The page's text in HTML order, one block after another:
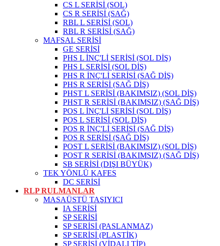
CS L SERİSİ (SOL)
CS R SERİSİ (SAĞ)
RBL L SERİSİ (SOL)
RBL R SERİSİ (SAĞ)
MAFSAL SERİSİ
GE SERİSİ
PHS L İNÇ'Lİ SERİSİ (SOL DİŞ)
PHS L SERİSİ (SOL DİŞ)
PHS R İNÇ'Lİ SERİSİ (SAĞ DİŞ)
PHS R SERİSİ (SAĞ DİŞ)
PHST L SERİSİ (BAKIMSIZ) (SOL DİŞ)
PHST R SERİSİ (BAKIMSIZ) (SAĞ DİŞ)
POS L İNÇ'Lİ SERİSİ (SOL DİŞ)
POS L SERİSİ (SOL DİŞ)
POS R İNÇ'Lİ SERİSİ (SAĞ DİŞ)
POS R SERİSİ (SAĞ DİŞ)
POST L SERİSİ (BAKIMSIZ) (SOL DİŞ)
POST R SERİSİ (BAKIMSIZ) (SAĞ DİŞ)
SB SERİSİ (DIŞI BÜYÜK)
TEK YÖNLÜ KAFES
DC SERİSİ
RLP RULMANLAR
MASAÜSTÜ TAŞIYICI
IA SERİSİ
SP SERİSİ
SP SERİSİ (PASLANMAZ)
SP SERİSİ (PLASTİK)
SP SERİSİ (VİDALI TİP)